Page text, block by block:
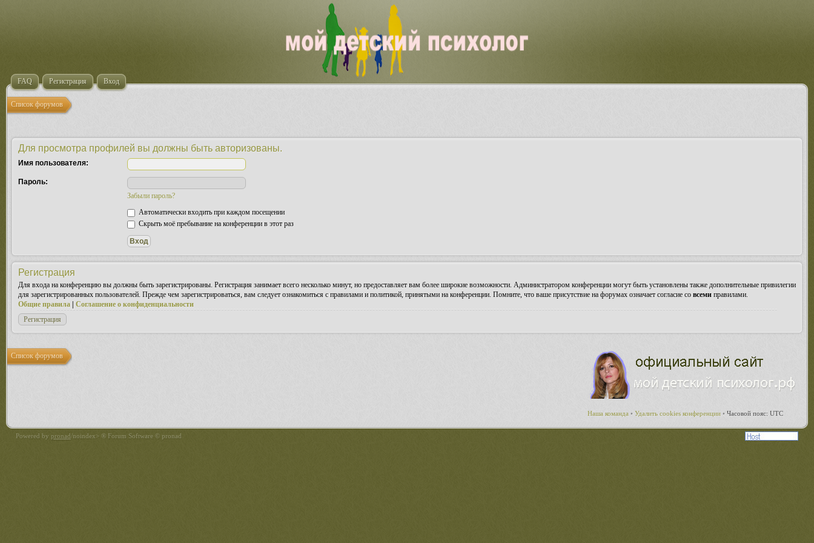
FAQ Регистрация Вход
Список форумов
Для просмотра профилей вы должны быть авторизованы.
Имя пользователя:
Пароль:
Забыли пароль?
Автоматически входить при каждом посещении
Скрыть моё пребывание на конференции в этот раз
Регистрация
Для входа на конференцию вы должны быть зарегистрированы. Регистрация занимает всего несколько минут, но предоставляет вам более широкие возможности. Администратором конференции могут быть установлены также дополнительные привилегии
для зарегистрированных пользователей. Прежде чем зарегистрироваться, вам следует ознакомиться с правилами и политикой, принятыми на конференции. Помните, что ваше присутствие на форумах означает согласие со всеми правилами.
Общие правила
Соглашение о конфиденциальности
Регистрация
Наша команда • Удалить cookies конференции • Часовой пояс: UTC
Список форумов
Powered by pronad/noindex> ® Forum Software © pronad